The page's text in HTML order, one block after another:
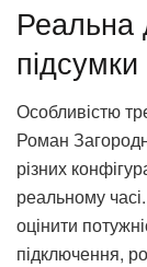
Реальна
підсумки
Особливістю
Роман
різних
реальному
оцінити
підключення,